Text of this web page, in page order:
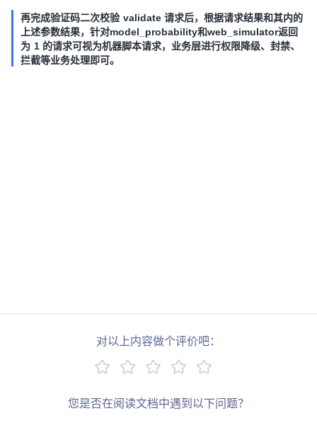
再完成验证码二次校验 validate 请求后，根据请求结果和其内的
上述参数结果，针对model_probability和web_simulator返回
为 1 的请求可视为机器脚本请求，业务层进行权限降级、封禁、
拦截等业务处理即可。
对以上内容做个评价吧：
您是否在阅读文档中遇到以下问题？